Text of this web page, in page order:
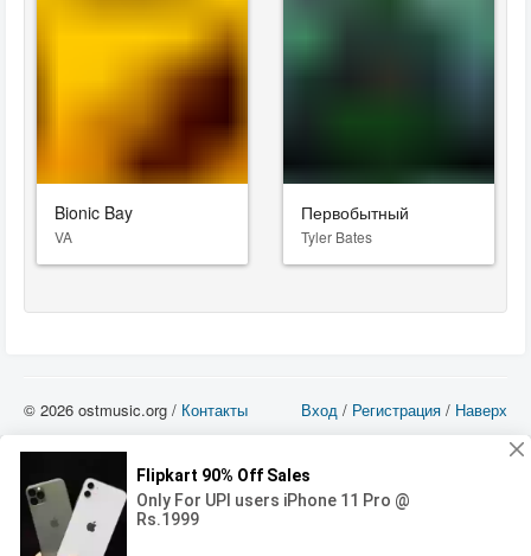
Bionic Bay
VA
Первобытный
Tyler Bates
Вход / Регистрация / Наверх
© 2026 ostmusic.org / Контакты
можете использовать такие материалы только в том в случае, если
использование производится с ознакомительными целями - для прочих целей
вы должны приобрести лицензионную запись.